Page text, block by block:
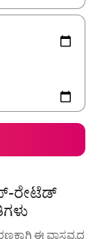
ರೇಟೆಡ್
ಈ ವಾಸ್ತವ್ಯದ